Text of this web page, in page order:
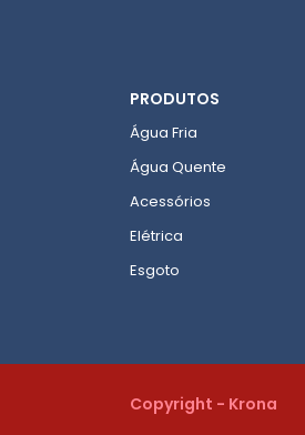
PRODUTOS
Água Fria
Água Quente
Acessórios
Elétrica
Esgoto
Copyright - Krona